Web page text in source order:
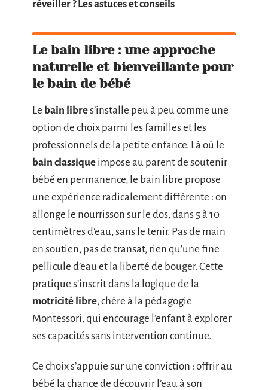
réveiller ? Les astuces et conseils
Le bain libre : une approche
naturelle et bienveillante pour
le bain de bébé
Le bain libres’installe peu à peu comme une
option de choix parmi les familles et les
professionnels de la petite enfance. Là où le
bain classique impose au parent de soutenir
bébé en permanence, le bain libre propose
une expérience radicalement différente : on
allonge le nourrisson sur le dos, dans 5 à 10
centimètres d’eau, sans le tenir. Pas de main
en soutien, pas de transat, rien qu’une fine
pellicule d’eau et la liberté de bouger. Cette
pratique s’inscrit dans la logique de la
motricité libre, chère à la pédagogie
Montessori, qui encourage l’enfant à explorer
ses capacités sans intervention continue.
Ce choix s’appuie sur une conviction : offrir au
bébé la chance de découvrir l’eau à son